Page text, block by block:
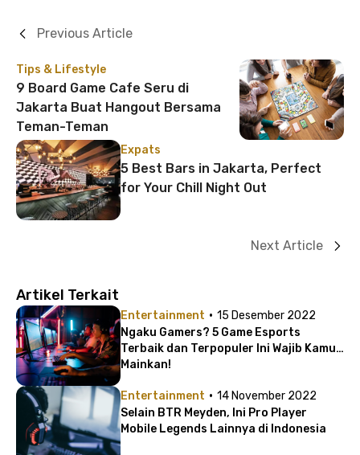
Tips & Lifestyle
9 Board Game Cafe Seru di
Jakarta Buat Hangout Bersama
Teman-Teman
Previous Article
Expats
5 Best Bars in Jakarta, Perfect
for Your Chill Night Out
Next Article
Artikel Terkait
Entertainment · 15 Desember 2022
Ngaku Gamers? 5 Game Esports
Terbaik dan Terpopuler Ini Wajib Kamu
Mainkan!
Entertainment · 14 November 2022
Selain BTR Meyden, Ini Pro Player
Mobile Legends Lainnya di Indonesia